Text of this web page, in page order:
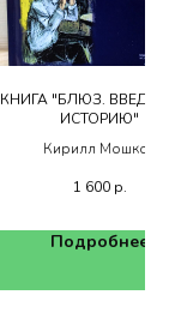
КНИГА "БЛЮЗ.
ИСТОРИЮ"
Кирилл Мошков
1 600 р.
Подробнее